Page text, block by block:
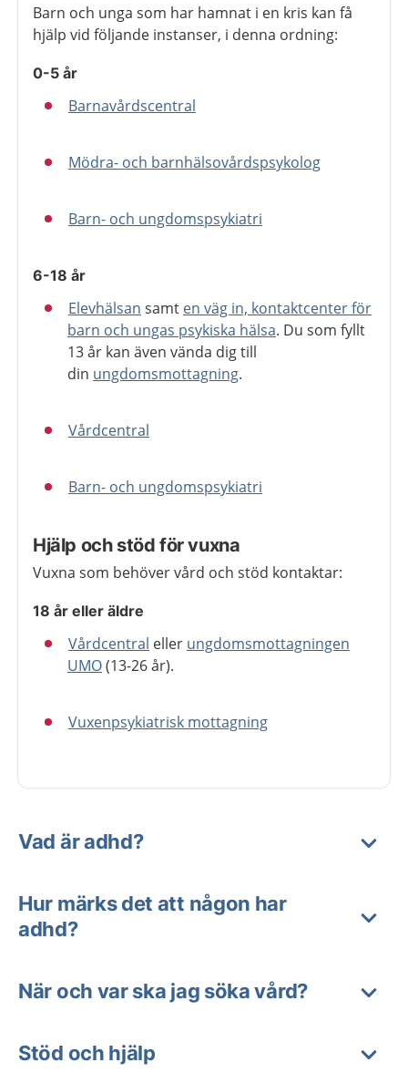
Barn och unga som har hamnat i en kris kan få
hjälp vid följande instanser, i denna ordning:
0-5 år
Barnavårdscentral
Mödra- och barnhälsovårdspsykolog
Barn- och ungdomspsykiatri
6-18 år
Elevhälsan samt en väg in, kontaktcenter för
barn och ungas psykiska hälsa. Du som fyllt
13 år kan även vända dig till
din ungdomsmottagning.
Vårdcentral
Barn- och ungdomspsykiatri
Hjälp och stöd för vuxna
Vuxna som behöver vård och stöd kontaktar:
18 år eller äldre
Vårdcentral eller ungdomsmottagningen
UMO(13-26 år).
Vuxenpsykiatrisk mottagning
Vad är adhd?
Hur märks det att någon har
adhd?
När och var ska jag söka vård?
Stöd och hjälp